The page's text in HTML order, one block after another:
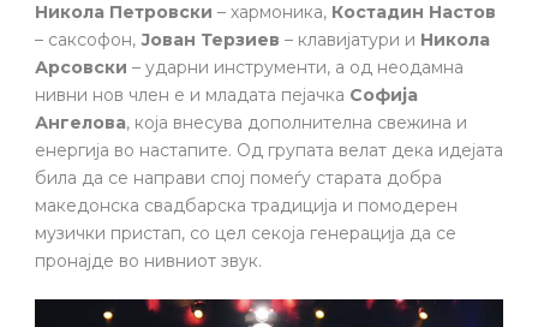
Никола Петровски – хармоника, Костадин Настов
– саксофон, Јован Терзиев – клавијатури и Никола
Арсовски – ударни инструменти, а од неодамна
нивни нов член е и младата пејачка Софија
Ангелова, која внесува дополнителна свежина и
енергија во настапите. Од групата велат дека идејата
била да се направи спој помеѓу старата добра
македонска свадбарска традиција и помодерен
музички пристап, со цел секоја генерација да се
пронајде во нивниот звук.